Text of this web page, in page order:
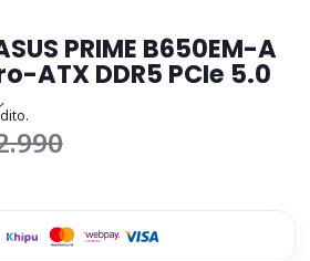
PRIME B650EM-A
ATX DDR5 PCIe 5.0